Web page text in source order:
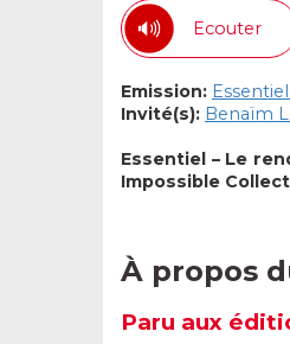
Ecouter
Emission:
Invité(s): Benaïm
Essentiel – Le
Impossible
À propos
Paru aux